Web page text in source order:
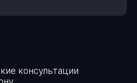
консультации